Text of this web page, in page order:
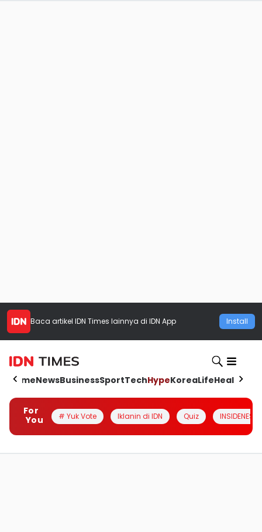
Baca artikel IDN Times lainnya di IDN App Install
HomeNewsBusinessSportTechHypeKoreaLifeHealth
For
You
# Yuk Vote Iklanin di IDN Quiz INSIDENESIA